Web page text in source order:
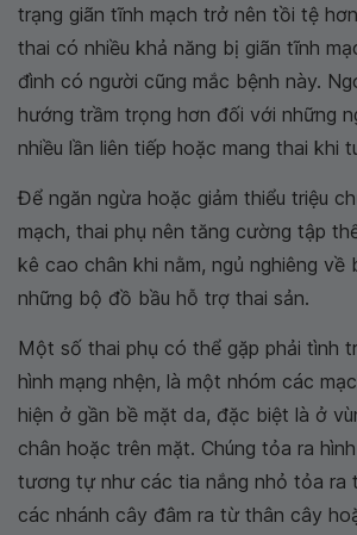
trạng giãn tĩnh mạch trở nên tồi tệ
thai có nhiều khả năng bị giãn tĩnh
đình có người cũng mắc bệnh này.
hướng trầm trọng hơn đối với những
nhiều lần liên tiếp hoặc mang thai khi
Để ngăn ngừa hoặc giảm thiểu triệu
mạch, thai phụ nên tăng cường tập
kê cao chân khi nằm, ngủ nghiêng về
những bộ đồ bầu hỗ trợ thai sản.
Một số thai phụ có thể gặp phải tình
hình mạng nhện, là một nhóm các
hiện ở gần bề mặt da, đặc biệt là ở
chân hoặc trên mặt. Chúng tỏa ra
tương tự như các tia nắng nhỏ tỏa ra
các nhánh cây đâm ra từ thân cây